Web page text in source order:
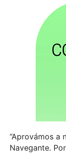
“Aprovámos a
Navegante.